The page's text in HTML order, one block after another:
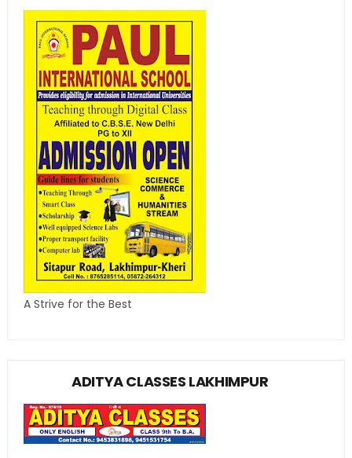
A Strive for the Best
ADITYA CLASSES LAKHIMPUR